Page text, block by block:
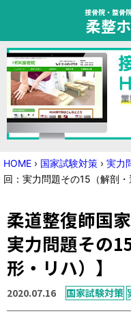
接骨院・整骨
柔整
HOME
トピック
ニュース
国家試験対策
学会・セミナー情報
プライバシーポリシー
運営元
HOME › 国家試験対策 › 実力
回：実力問題その15（解剖・
柔道整復師国
実力問題その
形・リハ）】
2020.07.16 国家試験対策